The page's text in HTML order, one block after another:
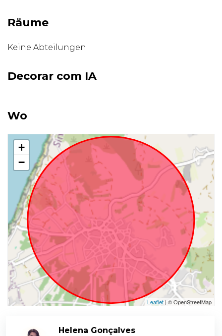
Räume
Keine Abteilungen
Decorar com IA
Wo
+
−
Leaflet | © OpenStreetMap
Helena Gonçalves